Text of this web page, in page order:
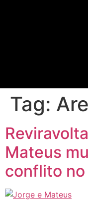
Tag:
Mateus
conflito